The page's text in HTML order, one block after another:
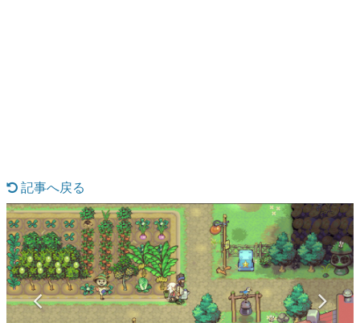
具体的な形から解き明かしていく、硬派で骨太な評論連載
です。
ゲームが変えた日本語
「経験値」「裏技」「ラスボス」… ゲームにまつわる言葉
の起源や用法の変遷を、コンピューター文化史研究家・タ
イニーP氏が徹底調査。
記事へ戻る